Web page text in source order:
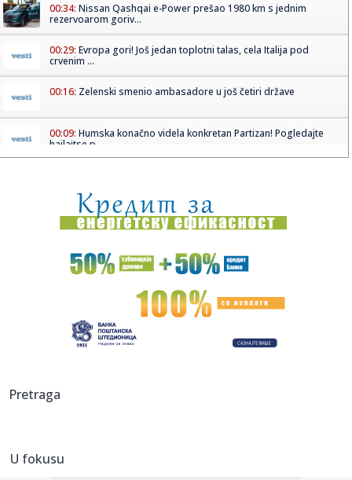
00:34: Nissan Qashqai e-Power prešao 1980 km s jednim
rezervoarom goriv...
00:29: Evropa gori! Još jedan toplotni talas, cela Italija pod
crvenim ...
00:16: Zelenski smenio ambasadore u još četiri države
00:09: Humska konačno videla konkretan Partizan! Pogledajte
hajlajtse p...
00:04:Vukotić ne zna ko je Baba: "Vidim da ga svi hvale"
00:01:Na današnji dan, 7. avgust
U predgrađu Damaska podignut autobus u vazduh, dve
23:55:ROMAŠČENKO POSLE POTOPA U HUMSKOJ: Jedna stvar
VIDEO
23:47:
Pretraga
U fokusu